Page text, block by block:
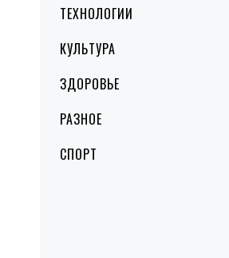
ТЕХНОЛОГИИ
КУЛЬТУРА
ЗДОРОВЬЕ
РАЗНОЕ
СПОРТ